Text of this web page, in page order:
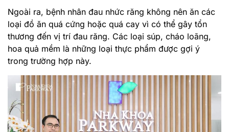
Ngoài ra, bệnh nhân đau nhức răng không nên ăn các
loại đồ ăn quá cứng hoặc quá cay vì có thể gây tổn
thương đến vị trí đau răng. Các loại súp, cháo loãng,
hoa quả mềm là những loại thực phẩm được gợi ý
trong trường hợp này.